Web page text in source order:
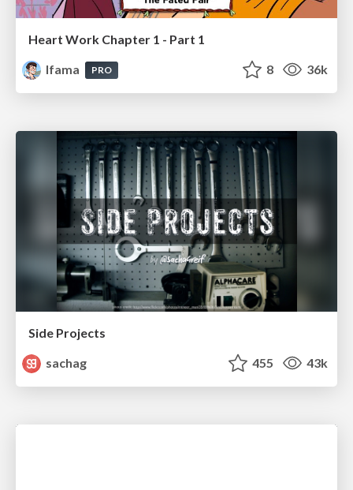
Heart Work Chapter 1 - Part 1
lfama
PRO 8 36k
Side Projects
sachag
455 43k